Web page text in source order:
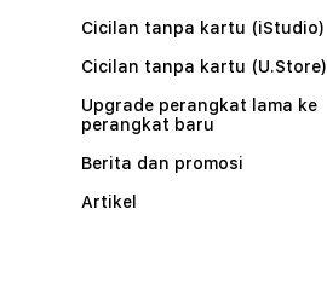
Cicilan tanpa kartu (iStudio)
Cicilan tanpa kartu (U.Store)
Upgrade perangkat lama ke
perangkat baru
Berita dan promosi
Artikel